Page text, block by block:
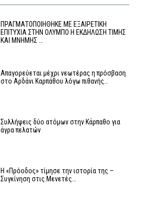
ΠΡΑΓΜΑΤΟΠΟΙΗΘΗΚΕ ΜΕ ΕΞΑΙΡΕΤΙΚΗ
ΕΠΙΤΥΧΙΑ ΣΤΗΝ ΟΛΥΜΠΟ Η ΕΚΔΗΛΩΣΗ ΤΙΜΗΣ
ΚΑΙ ΜΝΗΜΗΣ …
Απαγορεύεται μέχρι νεωτέρας η πρόσβαση
στο Αρδάνι Καρπάθου λόγω πιθανής…
Συλλήψεις δύο ατόμων στην Κάρπαθο για
άγρα πελατών
Η «Πρόοδος» τίμησε την ιστορία της –
Συγκίνηση στις Μενετές…